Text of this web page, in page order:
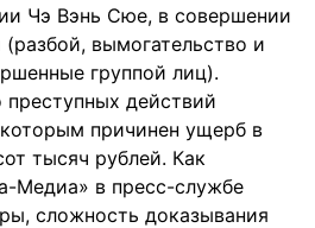
Чэ Вэнь Сюе, в совершении
вымогательство и
группой лиц).
действий
которым причинен ущерб в
тысяч рублей. Как
Медиа» в пресс-службе
сложность доказывания